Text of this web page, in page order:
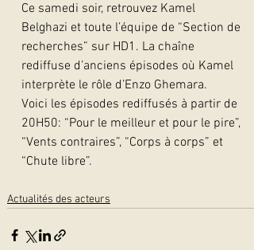
Ce samedi soir, retrouvez Kamel
Belghazi et toute l’équipe de “Section de
recherches” sur HD1. La chaîne
rediffuse d’anciens épisodes où Kamel
interprète le rôle d’Enzo Ghemara.
Voici les épisodes rediffusés à partir de
20H50: “Pour le meilleur et pour le pire”,
“Vents contraires”, “Corps à corps” et
“Chute libre”.
Actualités des acteurs